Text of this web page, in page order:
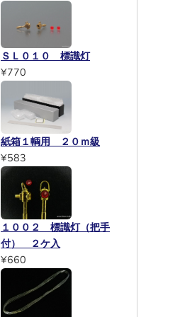
ＳＬ０１０ 標識灯
¥770
紙箱１輌用 ２０ｍ級
¥583
１００２ 標識灯（把手
付） ２ケ入
¥660